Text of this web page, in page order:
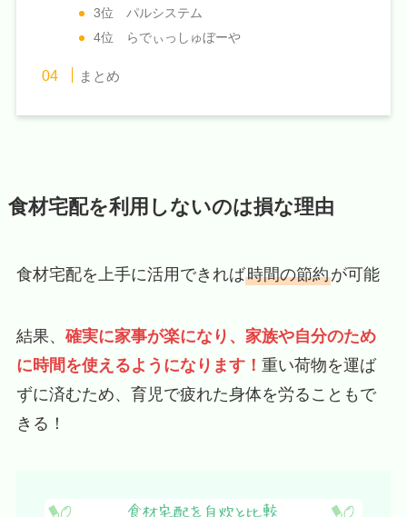
3位 パルシステム
4位 らでぃっしゅぼーや
まとめ
食材宅配を利用しないのは損な理由
食材宅配を上手に活用できれば時間の節約が可能
結果、 確実に家事が楽になり、家族や自分のため
に時間を使えるようになります！ 重い荷物を運ば
ずに済むため、育児で疲れた身体を労ることもで
きる！